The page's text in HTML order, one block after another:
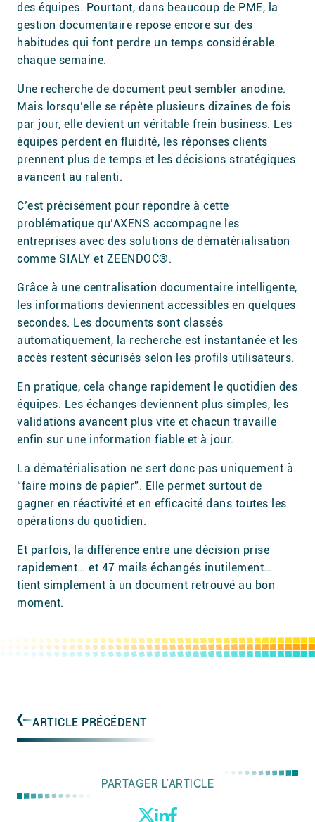
des équipes. Pourtant, dans beaucoup de PME, la
gestion documentaire repose encore sur des
habitudes qui font perdre un temps considérable
chaque semaine.
Une recherche de document peut sembler anodine.
Mais lorsqu’elle se répète plusieurs dizaines de fois
par jour, elle devient un véritable frein business. Les
équipes perdent en fluidité, les réponses clients
prennent plus de temps et les décisions stratégiques
avancent au ralenti.
C’est précisément pour répondre à cette
problématique qu’AXENS accompagne les
entreprises avec des solutions de dématérialisation
comme SIALY et ZEENDOC®.
Grâce à une centralisation documentaire intelligente,
les informations deviennent accessibles en quelques
secondes. Les documents sont classés
automatiquement, la recherche est instantanée et les
accès restent sécurisés selon les profils utilisateurs.
En pratique, cela change rapidement le quotidien des
équipes. Les échanges deviennent plus simples, les
validations avancent plus vite et chacun travaille
enfin sur une information fiable et à jour.
La dématérialisation ne sert donc pas uniquement à
“faire moins de papier”. Elle permet surtout de
gagner en réactivité et en efficacité dans toutes les
opérations du quotidien.
Et parfois, la différence entre une décision prise
rapidement… et 47 mails échangés inutilement…
tient simplement à un document retrouvé au bon
moment.
ARTICLE PRÉCÉDENT
PARTAGER L'ARTICLE